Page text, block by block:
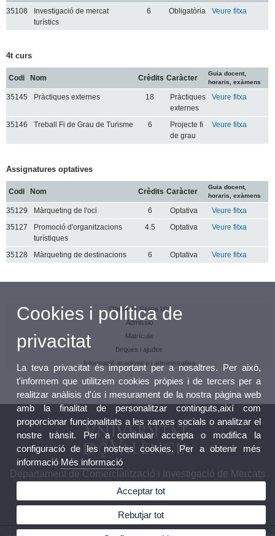
35108
Investigació de mercat
turístics
6 Obligatòria Veure fitxa
4t curs
Codi Nom Crèdits Caràcter
Guia docent,
horaris, exàmens
35145 Pràctiques externes 18
Pràctiques
externes
Veure fitxa
35146 Treball Fi de Grau de Turisme 6
Projecte fi
de grau
Veure fitxa
Assignatures optatives
Codi Nom Crèdits Caràcter
Guia docent,
horaris, exàmens
35129 Màrqueting de l'oci 6 Optativa
Veure fitxa
35127
Promoció d'organitzacions
turístiques
4.5 Optativa Veure fitxa
35128 Màrqueting de destinacions 6 Optativa Veure fitxa
Oferta de Graus UV
Admissió
Matrícula
Beques i ajudes
Informació acadèmica i administrativa
Departament de Comercialització i Investigació de Mercats
Cookies i política de
privacitat
La teva privacitat és important per a nosaltres. Per això,
t'informem que utilitzem cookies pròpies i de tercers per a
realitzar anàlisis d'ús i mesurament de la nostra pàgina web
amb la finalitat de personalitzar continguts,així com
proporcionar funcionalitats a les xarxes socials o analitzar el
nostre trànsit. Per a continuar accepta o modifica la
configuració de les nostres cookies. Per a obtenir més
informació Més informació
Acceptar tot
Rebutjar tot